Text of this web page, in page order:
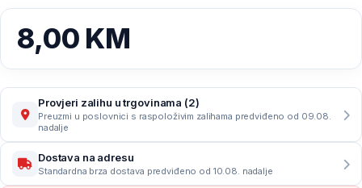
8,00 KM
Provjeri zalihu u trgovinama (2)
Preuzmi u poslovnici s raspoloživim zalihama predviđeno od 09.08.
nadalje
Dostava na adresu
Standardna brza dostava predviđeno od 10.08. nadalje